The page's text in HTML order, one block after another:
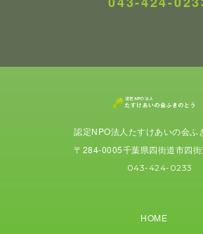
認定NPO法人たすけあいの会ふ
〒284-0005千葉県四街道市四
043-424-0233
HOME